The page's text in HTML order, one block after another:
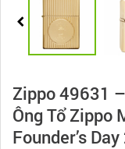
Zippo 49631
Ông Tổ Zippo
Founder’s